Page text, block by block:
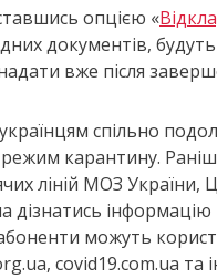
опцією «
документів, будуть
вже після
спільно
карантину.
ліній МОЗ
дізнатись
можуть
covid19.com.ua та